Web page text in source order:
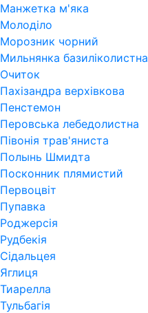
Манжетка м'яка
Молоділо
Морозник чорний
Мильнянка базиліколистна
Очиток
Пахізандра верхівкова
Пенстемон
Перовська лебедолистна
Півонія трав'яниста
Полынь Шмидта
Посконник плямистий
Первоцвіт
Пупавка
Роджерсія
Рудбекія
Сідальцея
Яглиця
Тиарелла
Тульбагія